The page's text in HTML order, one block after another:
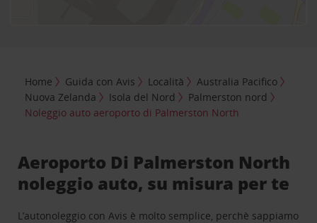
Home Guida con Avis Località
Australia Pacifico
Nuova Zelanda
Isola del Nord
Palmerston nord
Noleggio auto aeroporto di Palmerston North
Aeroporto Di Palmerston North
noleggio auto, su misura per te
L’autonoleggio con Avis è molto semplice, perchè sappiamo